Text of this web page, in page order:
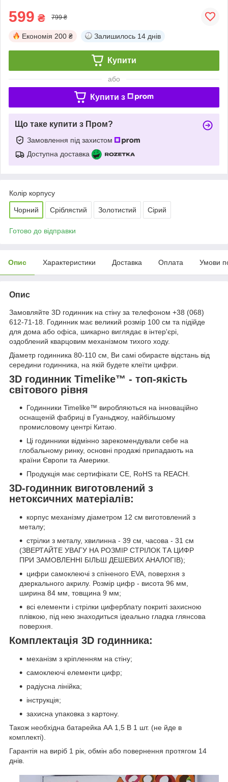
599 ₴ 799 ₴
Економія 200 ₴ Залишилось 14 днів
Купити
або
Купити з
Що таке купити з Пром?
Замовлення під захистом
Доступна доставка
Колір корпусу
Чорний Сріблястий Золотистий Сірий
Готово до відправки
Опис Характеристики Доставка Оплата Умови
Опис
Замовляйте 3D годинник на стіну за телефоном +38 (068)
612-71-18. Годинник має великий розмір 100 см та підійде
для дома або офіса, шикарно виглядає в інтер'єрі,
оздоблений кварцовим механізмом тихого ходу.
Діаметр годинника 80-110 см, Ви самі обираєте відстань від
середини годинника, на якій будете клеїти цифри.
3D годинник Timelike™ - топ-якість
світового рівня
Годинники Timelike™ виробляються на інноваційно
оснащеній фабриці в Гуаньджоу, найбільшому
промисловому центрі Китаю.
Ці годинники відмінно зарекомендували себе на
глобальному ринку, основні продажі припадають на
країни Європи та Америки.
Продукція має сертифікати CE, RoHS та REACH.
3D-годинник виготовлений з
нетоксичних матеріалів:
корпус механізму діаметром 12 см виготовлений з
металу;
стрілки з металу, хвилинна - 39 см, часова - 31 см
(ЗВЕРТАЙТЕ УВАГУ НА РОЗМІР СТРІЛОК ТА ЦИФР
ПРИ ЗАМОВЛЕННІ БІЛЬШ ДЕШЕВИХ АНАЛОГІВ);
цифри самоклеючі з спіненого EVA, поверхня з
дзеркального акрилу. Розмір цифр - висота 96 мм,
ширина 84 мм, товщина 9 мм;
всі елементи і стрілки циферблату покриті захисною
плівкою, під нею знаходиться ідеально гладка глянсова
поверхня.
Комплектація 3D годинника:
механізм з кріпленням на стіну;
самоклеючі елементи цифр;
радіусна лінійка;
інструкція;
захисна упаковка з картону.
Також необхідна батарейка АА 1,5 В 1 шт. (не йде в
комплекті).
Гарантія на виріб 1 рік, обмін або повернення протягом 14
днів.